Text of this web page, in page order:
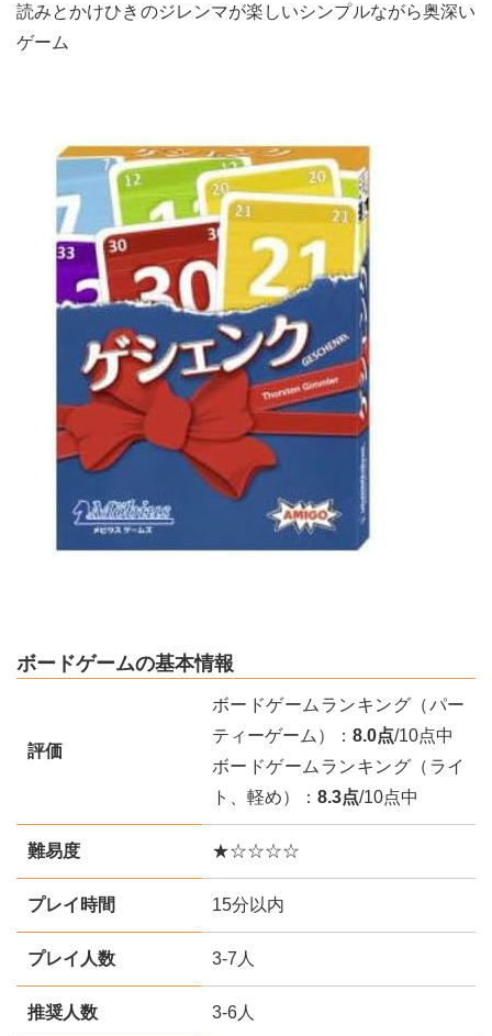
読みとかけひきのジレンマが楽しいシンプルながら奥深い
ゲーム
ボードゲームの基本情報
評価
ボードゲームランキング（パー
ティーゲーム）： 8.0点/10点中
ボードゲームランキング（ライ
ト、軽め）： 8.3点/10点中
難易度 ★☆☆☆☆
プレイ時間 15分以内
プレイ人数 3-7人
推奨人数 3-6人